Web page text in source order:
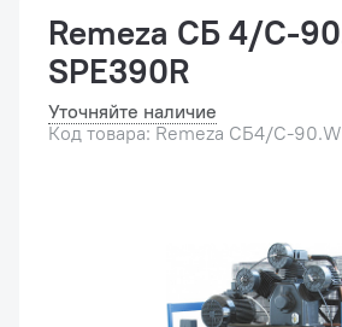
Remeza СБ 4/С-
SPE390R
Уточняйте наличие
Код товара: Remeza СБ4/С-